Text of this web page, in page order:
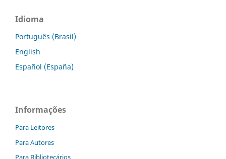
Idioma
Português (Brasil)
English
Español (España)
Informações
Para Leitores
Para Autores